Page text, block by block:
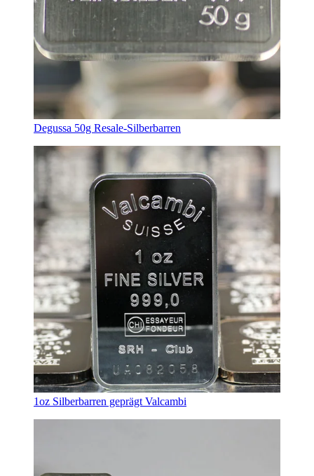
Degussa 50g Resale-Silberbarren
1oz Silberbarren geprägt Valcambi